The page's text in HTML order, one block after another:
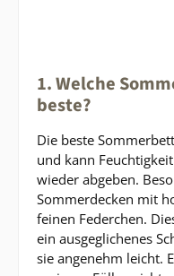
1. Welche
beste?
Die beste
und kann
wieder abgeben.
Sommerdecken mit
feinen Federchen.
ein ausgeglichenes
sie angenehm leicht.